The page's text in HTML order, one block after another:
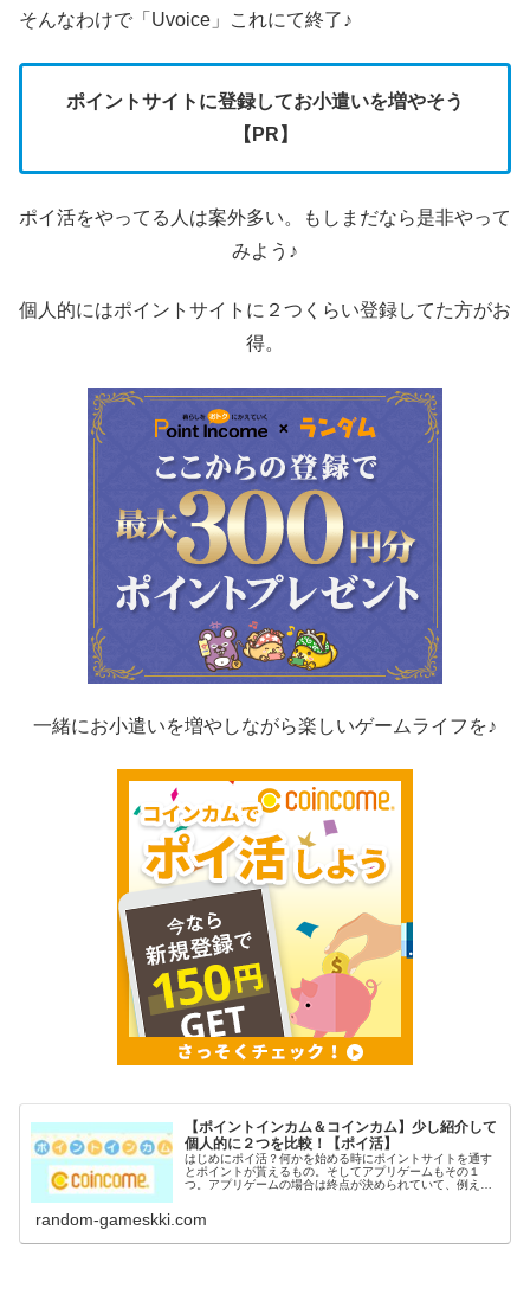
そんなわけで「Uvoice」これにて終了♪
ポイントサイトに登録してお小遣いを増やそう
【PR】
ポイ活をやってる人は案外多い。もしまだなら是非やって
みよう♪
個人的にはポイントサイトに２つくらい登録してた方がお
得。
一緒にお小遣いを増やしながら楽しいゲームライフを♪
【ポイントインカム＆コインカム】少し紹介して
個人的に２つを比較！【ポイ活】
はじめにポイ活？何かを始める時にポイントサイトを通す
とポイントが貰えるもの。そしてアプリゲームもその１
つ。アプリゲームの場合は終点が決められていて、例えば
random-gameskki.com